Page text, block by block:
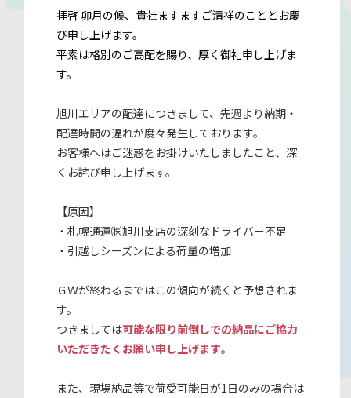
拝啓 卯月の候、貴社ますますご清祥のこととお慶
び申し上げます。
平素は格別のご高配を賜り、厚く御礼申し上げま
す。
旭川エリアの配達につきまして、先週より納期・
配達時間の遅れが度々発生しております。
お客様へはご迷惑をお掛けいたしましたこと、深
くお詫び申し上げます。
【原因】
・札幌通運㈱旭川支店の深刻なドライバー不足
・引越しシーズンによる荷量の増加
ＧＷが終わるまではこの傾向が続くと予想されま
す。
つきましては可能な限り前倒しでの納品にご協力
いただきたくお願い申し上げます。
また、現場納品等で荷受可能日が1日のみの場合は